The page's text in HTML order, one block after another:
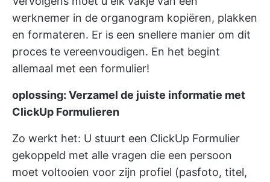
werknemer in de organogram kopiëren, plakken
en formateren. Er is een snellere manier om dit
proces te vereenvoudigen. En het begint
allemaal met een formulier!
oplossing: Verzamel de juiste informatie met
ClickUp Formulieren
Zo werkt het: U stuurt een ClickUp Formulier
gekoppeld met alle vragen die een persoon
moet voltooien voor zijn profiel (pasfoto, titel,